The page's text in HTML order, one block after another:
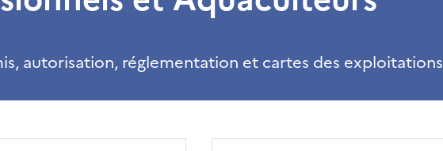
autorisation, réglementation et cartes des exploitations